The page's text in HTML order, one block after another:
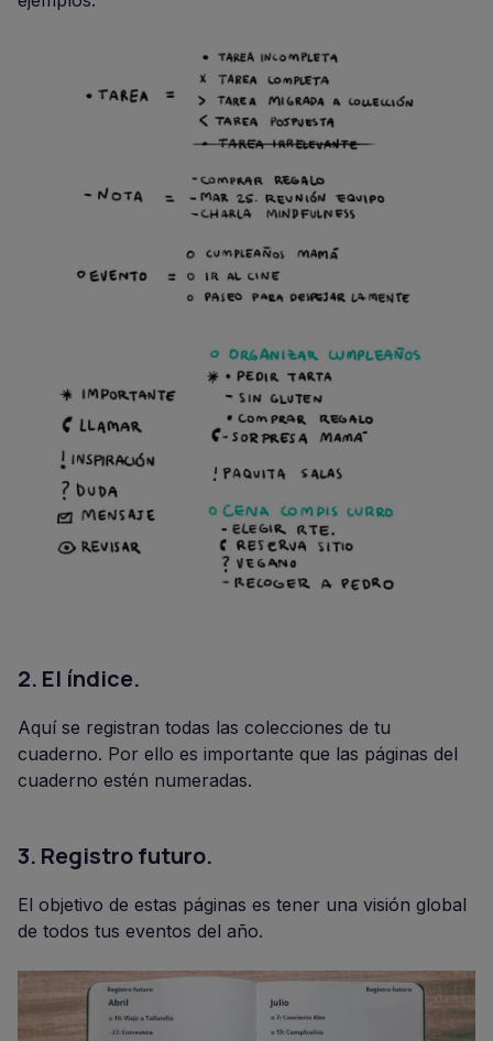
2. El índice.
Aquí se registran todas las colecciones de tu
cuaderno. Por ello es importante que las páginas del
cuaderno estén numeradas.
3. Registro futuro.
El objetivo de estas páginas es tener una visión global
de todos tus eventos del año.